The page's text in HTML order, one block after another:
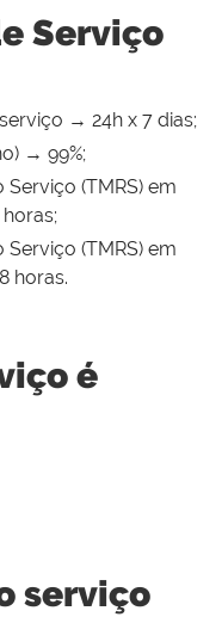
Serviço
→ 24h x 7 dias;
→ 99%;
(TMRS) em
(TMRS) em
horas.
é
serviço